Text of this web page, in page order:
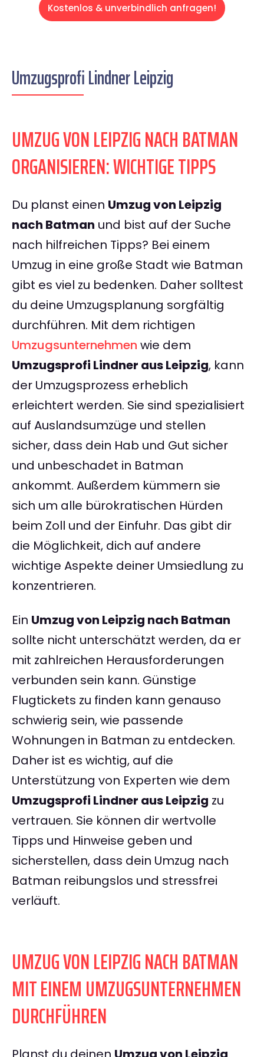
Kostenlos & unverbindlich anfragen!
Umzugsprofi Lindner Leipzig
UMZUG VON LEIPZIG NACH BATMAN
ORGANISIEREN: WICHTIGE TIPPS
Du planst einen Umzug von Leipzig
nach Batman und bist auf der Suche
nach hilfreichen Tipps? Bei einem
Umzug in eine große Stadt wie Batman
gibt es viel zu bedenken. Daher solltest
du deine Umzugsplanung sorgfältig
durchführen. Mit dem richtigen
Umzugsunternehmen wie dem
Umzugsprofi Lindner aus Leipzig, kann
der Umzugsprozess erheblich
erleichtert werden. Sie sind spezialisiert
auf Auslandsumzüge und stellen
sicher, dass dein Hab und Gut sicher
und unbeschadet in Batman
ankommt. Außerdem kümmern sie
sich um alle bürokratischen Hürden
beim Zoll und der Einfuhr. Das gibt dir
die Möglichkeit, dich auf andere
wichtige Aspekte deiner Umsiedlung zu
konzentrieren.
Ein Umzug von Leipzig nach Batman
sollte nicht unterschätzt werden, da er
mit zahlreichen Herausforderungen
verbunden sein kann. Günstige
Flugtickets zu finden kann genauso
schwierig sein, wie passende
Wohnungen in Batman zu entdecken.
Daher ist es wichtig, auf die
Unterstützung von Experten wie dem
Umzugsprofi Lindner aus Leipzig zu
vertrauen. Sie können dir wertvolle
Tipps und Hinweise geben und
sicherstellen, dass dein Umzug nach
Batman reibungslos und stressfrei
verläuft.
UMZUG VON LEIPZIG NACH BATMAN
MIT EINEM UMZUGSUNTERNEHMEN
DURCHFÜHREN